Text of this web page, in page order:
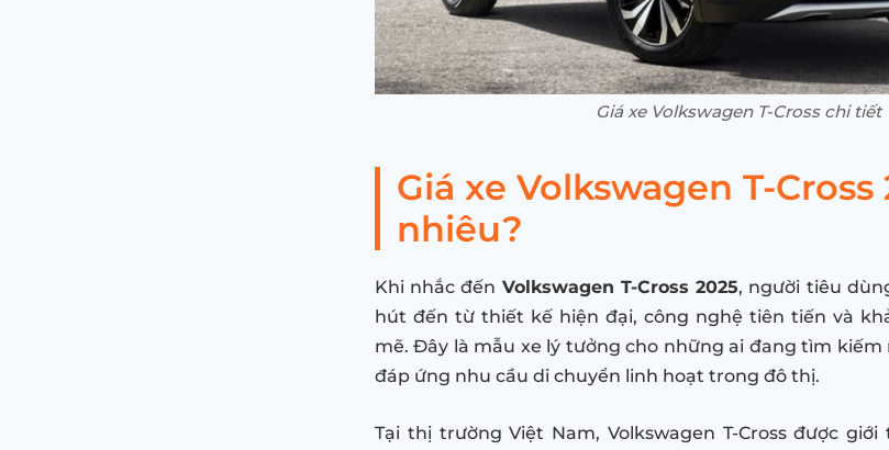
Giá xe Volkswagen T-Cross chi tiết
Giá xe Volkswagen T-Cross
nhiêu?
Khi nhắc đến Volkswagen T-Cross 2025, người tiêu
hút đến từ thiết kế hiện đại, công nghệ tiên tiến và
mẽ. Đây là mẫu xe lý tưởng cho những ai đang tìm kiếm
đáp ứng nhu cầu di chuyển linh hoạt trong đô thị.
Tại thị trường Việt Nam, Volkswagen T-Cross được